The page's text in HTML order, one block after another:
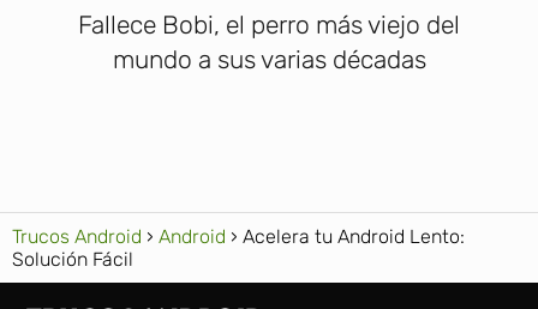
Fallece Bobi, el perro más viejo del
mundo a sus varias décadas
Trucos Android Android
Acelera tu Android Lento:
Solución Fácil